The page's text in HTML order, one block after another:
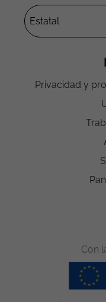
Privacidad y
Con